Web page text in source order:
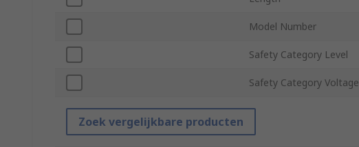
Model Number
Safety Category Level
Safety Category Voltage
Zoek vergelijkbare producten